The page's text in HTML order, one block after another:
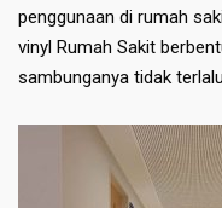
penggunaan di rumah
vinyl Rumah Sakit
sambunganya tidak